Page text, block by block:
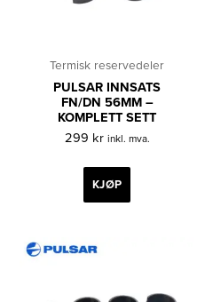
Termisk reservedeler
PULSAR INNSATS
FN/DN 56MM –
KOMPLETT SETT
299 kr inkl. mva.
KJØP